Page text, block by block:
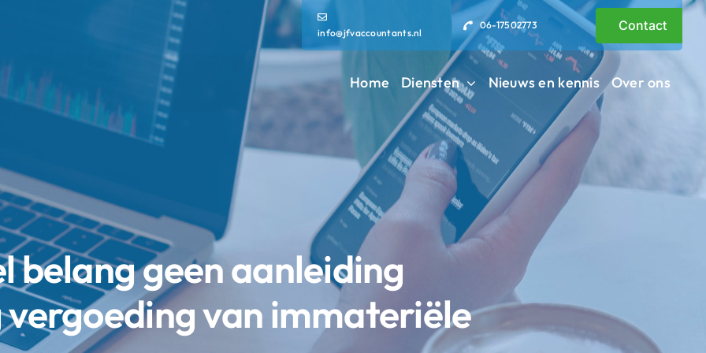
info@jfvaccountants.nl
06-17502773 Contact
Home Diensten Nieuws en kennis Over ons
belang geen aanleiding
van immateriële